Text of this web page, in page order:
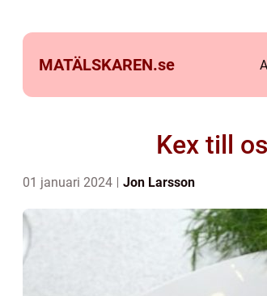
MATÄLSKAREN.se
Kex till
01 januari 2024 Jon Larsson